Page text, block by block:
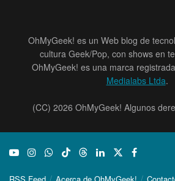
OhMyGeek! es un Web blog de
cultura Geek/Pop, con shows en
OhMyGeek! es una marca
Medialabs Ltda.
(CC) 2026 OhMyGeek! Algunos